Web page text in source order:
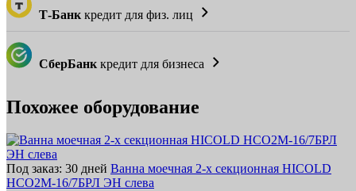
Т-Банк кредит для физ. лиц
СберБанк кредит для бизнеса
Похожее оборудование
Под заказ: 30 дней Ванна моечная 2-х секционная HICOLD
НСО2М-16/7БРЛ ЭН слева